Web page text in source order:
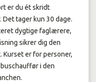
er du ét skridt
tager kun 30 dage.
dygtige faglærere,
sikrer dig den
Kurset er for personer,
i den